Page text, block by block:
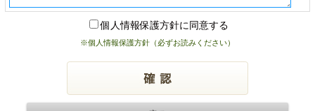
個人情報保護方針に同意する
※個人情報保護方針（必ずお読みください）